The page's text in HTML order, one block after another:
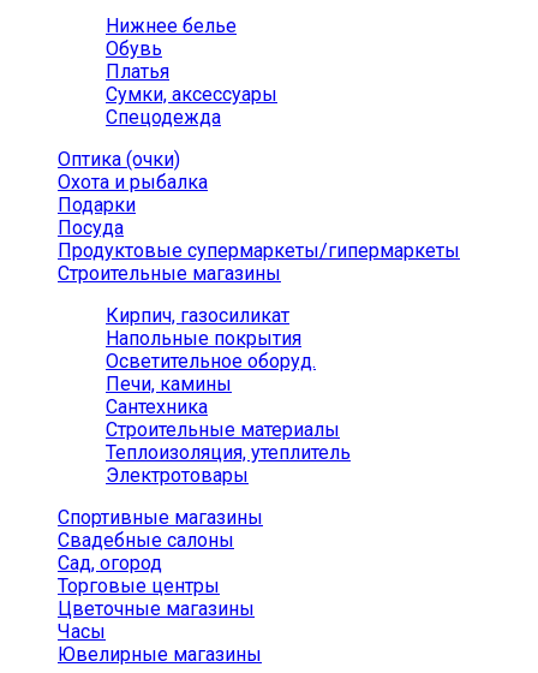
Нижнее белье
Обувь
Платья
Сумки, аксессуары
Спецодежда
Оптика (очки)
Охота и рыбалка
Подарки
Посуда
Продуктовые супермаркеты/гипермаркеты
Строительные магазины
Кирпич, газосиликат
Напольные покрытия
Осветительное оборуд.
Печи, камины
Сантехника
Строительные материалы
Теплоизоляция, утеплитель
Электротовары
Спортивные магазины
Свадебные салоны
Сад, огород
Торговые центры
Цветочные магазины
Часы
Ювелирные магазины